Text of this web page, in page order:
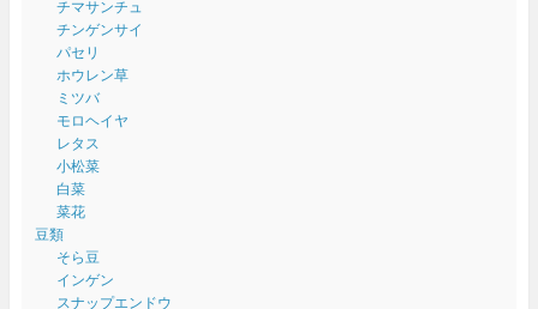
チマサンチュ
チンゲンサイ
パセリ
ホウレン草
ミツバ
モロヘイヤ
レタス
小松菜
白菜
菜花
豆類
そら豆
インゲン
スナップエンドウ